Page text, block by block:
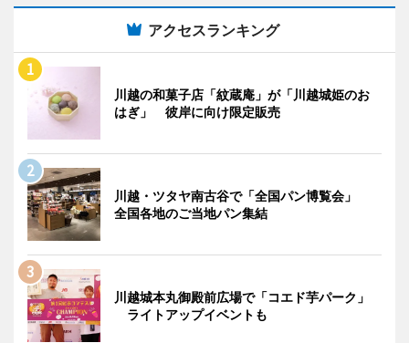
アクセスランキング
川越の和菓子店「紋蔵庵」が「川越城姫のお
はぎ」 彼岸に向け限定販売
川越・ツタヤ南古谷で「全国パン博覧会」
全国各地のご当地パン集結
川越城本丸御殿前広場で「コエド芋パーク」
ライトアップイベントも